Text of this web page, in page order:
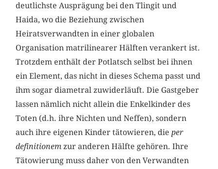
deutlichste Ausprägung bei den Tlingit und
Haida, wo die Beziehung zwischen
Heiratsverwandten in einer globalen
Organisation matrilinearer Hälften verankert ist.
Trotzdem enthält der Potlatsch selbst bei ihnen
ein Element, das nicht in dieses Schema passt und
ihm sogar diametral zuwiderläuft. Die Gastgeber
lassen nämlich nicht allein die Enkelkinder des
Toten (d.h. ihre Nichten und Neffen), sondern
auch ihre eigenen Kinder tätowieren, die per
definitionem zur anderen Hälfte gehören. Ihre
Tätowierung muss daher von den Verwandten